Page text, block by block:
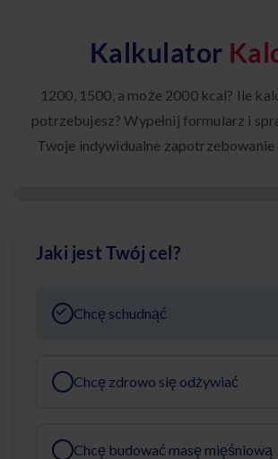
Kalkulator
1200, 1500, a może 2000 kcal? Ile
potrzebujesz? Wypełnij formularz i
Twoje indywidualne zapotrzebowanie
Jaki jest Twój cel?
Chcę schudnąć
Chcę zdrowo się odżywiać
Chcę budować masę mięśniową